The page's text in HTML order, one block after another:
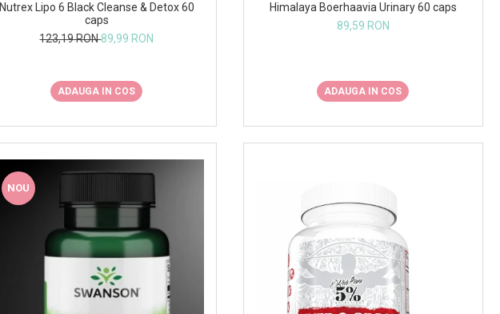
Nutrex Lipo 6 Black Cleanse & Detox 60
caps
123,19 RON89,99 RON
ADAUGA IN COS
Himalaya Boerhaavia Urinary 60 caps
89,59 RON
ADAUGA IN COS
NOU